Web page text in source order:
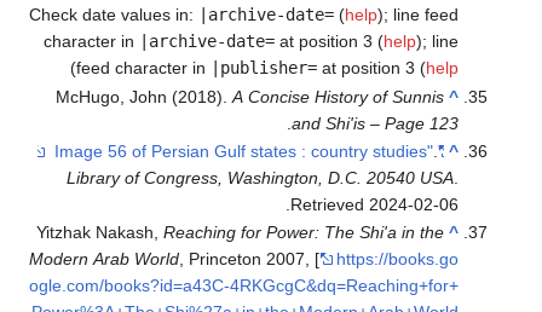
Check date values in:
|archive-date=(help) ;line feed
character in
|archive-date=at position 3 (help) ;line
feed character in
|publisher=at position 3 (help
)
^
McHugo, John (2018).A Concise History of Sunnis
and Shi'is – Page 123
.
^
"Image 56 of Persian Gulf states : country studies"
.
Library of Congress, Washington, D.C. 20540 USA
Retrieved2024-02-06
.
^
Yitzhak Nakash,Reaching for Power: The Shi'a in the
Modern Arab World , Princeton 2007, [
https://books.go
ogle.com/books?id=a43C-4RKGcgC&dq=Reaching+for+